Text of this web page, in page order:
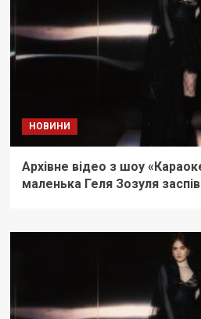
НОВИНИ
Архівне відео з шоу
маленька Геля Зозуля